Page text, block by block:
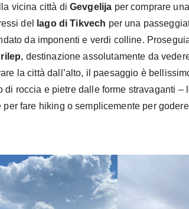
vicina città di Gevgelija per comprare
del
lago di Tikvech per una
da imponenti e verdi colline.
, destinazione assolutamente da
la città dall’alto, il paesaggio è
di roccia e pietre dalle forme stravaganti –
fare hiking o semplicemente per godere